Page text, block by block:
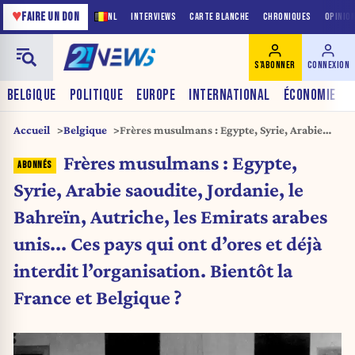
NL INTERVIEWS CARTE BLANCHE CHRONIQUES
♥FAIRE UN DON
BELGIQUE POLITIQUE EUROPE INTERNATIONAL ÉCONOMIE
S'ABONNER CONNEXION
Accueil Belgique
Frères musulmans : Egypte, Syrie, Arabie
Emirats arabes unis… Ces pays qui ont d’ores
et déjà interdit l’organisation. Bientôt la
France et Belgique ?
Frères musulmans : Egypte,
Syrie, Arabie saoudite, Jordanie, le
Bahreïn, Autriche, les Emirats arabes
unis... Ces pays qui ont d’ores et déjà
interdit l’organisation. Bientôt la
France et Belgique ?